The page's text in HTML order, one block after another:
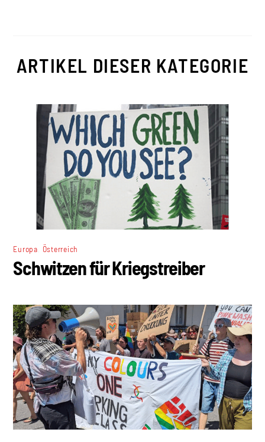
ARTIKEL DIESER KATEGORIE
Europa Österreich
Schwitzen für Kriegstreiber